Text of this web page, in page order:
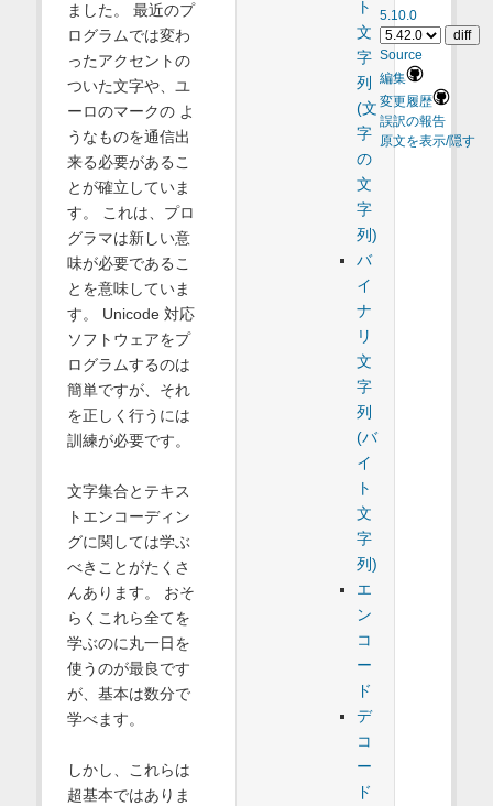
5.10.0
Source
編集
変更履歴
誤訳の報告
原文を表示/隠す
ト
文
字
列
(文
字
の
文
字
列)
バ
イ
ナ
リ
文
字
列
(バ
イ
ト
文
字
列)
エ
ン
コ
ー
ド
デ
コ
ー
ド
ました。 最近のプ
ログラムでは変わ
ったアクセントの
ついた文字や、ユ
ーロのマークの よ
うなものを通信出
来る必要があるこ
とが確立していま
す。 これは、プロ
グラマは新しい意
味が必要であるこ
とを意味していま
す。 Unicode 対応
ソフトウェアをプ
ログラムするのは
簡単ですが、それ
を正しく行うには
訓練が必要です。
文字集合とテキス
トエンコーディン
グに関しては学ぶ
べきことがたくさ
んあります。 おそ
らくこれら全てを
学ぶのに丸一日を
使うのが最良です
が、基本は数分で
学べます。
しかし、これらは
超基本ではありま